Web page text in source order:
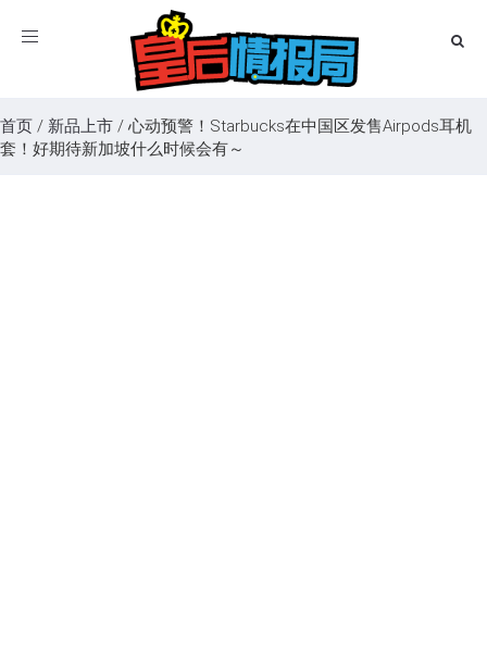
Toggle
首页 / 新品上市 / 心动预警！Starbucks在中国区发售Airpods耳机
套！好期待新加坡什么时候会有～